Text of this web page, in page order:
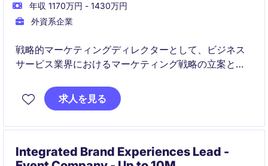
年収 1170万円 - 1430万円
外資系企業
戦略的マーケティングディレクターとして、ビジネス
サービス業界におけるマーケティング戦略の立案と実
リードし、成果を最大化する役割を担います。
求人を見る
Integrated Brand Experiences Lead -